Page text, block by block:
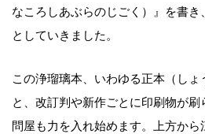
なころしあぶらのじごく）』を書
としていきました。
この浄瑠璃本、いわゆる正本（し
と、改訂判や新作ごとに印刷物が
問屋も力を入れ始めます。上方か